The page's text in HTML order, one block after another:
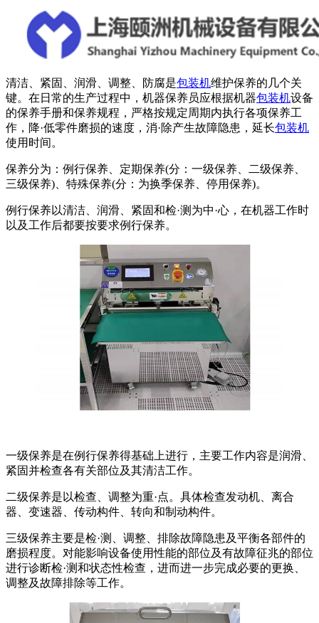
清洁、紧固、润滑、调整、防腐是包装机维护保养的几个关
键。在日常的生产过程中，机器保养员应根据机器包装机设备
的保养手册和保养规程，严格按规定周期内执行各项保养工
作，降·低零件磨损的速度，消·除产生故障隐患，延长包装机
使用时间。
保养分为：例行保养、定期保养(分：一级保养、二级保养、
三级保养)、特殊保养(分：为换季保养、停用保养)。
例行保养以清洁、润滑、紧固和检·测为中·心，在机器工作时
以及工作后都要按要求例行保养。
一级保养是在例行保养得基础上进行，主要工作内容是润滑、
紧固并检查各有关部位及其清洁工作。
二级保养是以检查、调整为重·点。具体检查发动机、离合
器、变速器、传动构件、转向和制动构件。
三级保养主要是检·测、调整、排除故障隐患及平衡各部件的
磨损程度。对能影响设备使用性能的部位及有故障征兆的部位
进行诊断检·测和状态性检查，进而进一步完成必要的更换、
调整及故障排除等工作。